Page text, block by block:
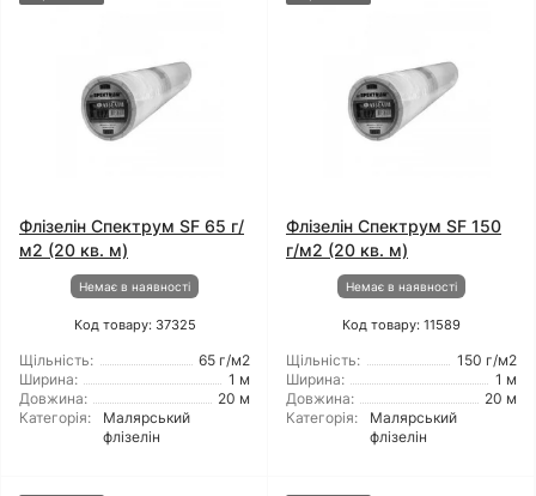
Флізелін Спектрум SF 65 г/
м2 (20 кв. м)
Немає в наявності
Код товару: 37325
Щільність:
65 г/м2
Ширина:
1 м
Довжина:
20 м
Категорія:
Малярський
флізелін
Флізелін Спектрум SF 150
г/м2 (20 кв. м)
Немає в наявності
Код товару: 11589
Щільність:
150 г/м2
Ширина:
1 м
Довжина:
20 м
Категорія:
Малярський
флізелін